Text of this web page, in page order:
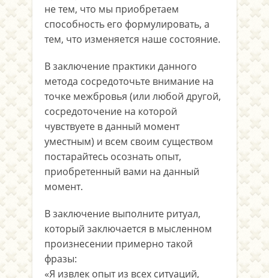
не тем, что мы приобретаем
способность его формулировать, а
тем, что изменяется наше состояние.
В заключение практики данного
метода сосредоточьте внимание на
точке межбровья (или любой другой,
сосредоточение на которой
чувствуете в данный момент
уместным) и всем своим существом
постарайтесь осознать опыт,
приобретенный вами на данный
момент.
В заключение выполните ритуал,
который заключается в мысленном
произнесении примерно такой
фразы:
«Я извлек опыт из всех ситуаций,